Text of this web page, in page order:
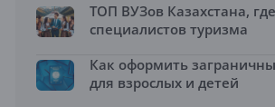
ТОП ВУЗов Казахстана,
специалистов туризма
Как оформить
для взрослых и детей